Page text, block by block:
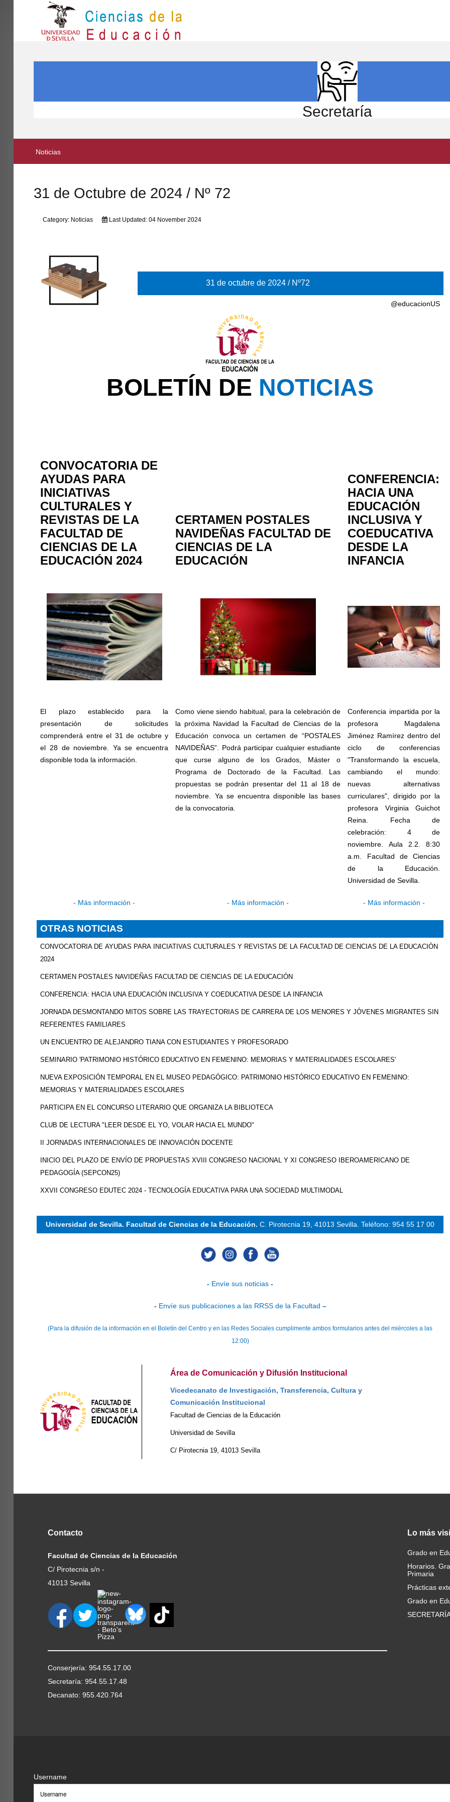
PARTICIPA
Secretaría
Noticias
31 de Octubre de 2024 / Nº 72
Category: Noticias Last Updated: 04 November 2024
31 de octubre de 2024 / Nº72
@educacionUS
BOLETÍN DE NOTICIAS
CONVOCATORIA DE
AYUDAS PARA
INICIATIVAS
CULTURALES Y
REVISTAS DE LA
FACULTAD DE
CIENCIAS DE LA
EDUCACIÓN 2024
CERTAMEN POSTALES
NAVIDEÑAS FACULTAD DE
CIENCIAS DE LA
EDUCACIÓN
CONFERENCIA:
HACIA UNA
EDUCACIÓN
INCLUSIVA Y
COEDUCATIVA
DESDE LA
INFANCIA
El plazo establecido para la
presentación de solicitudes
comprenderá entre el 31 de octubre y
el 28 de noviembre. Ya se encuentra
disponible toda la información.
Como viene siendo habitual, para la celebración de
la próxima Navidad la Facultad de Ciencias de la
Educación convoca un certamen de “POSTALES
NAVIDEÑAS”. Podrá participar cualquier estudiante
que curse alguno de los Grados, Máster o
Programa de Doctorado de la Facultad. Las
propuestas se podrán presentar del 11 al 18 de
noviembre. Ya se encuentra disponible las bases
de la convocatoria.
Conferencia impartida por la
profesora Magdalena
Jiménez Ramírez dentro del
ciclo de conferencias
"Transformando la escuela,
cambiando el mundo:
nuevas alternativas
curriculares", dirigido por la
profesora VirginiaGuichot
Reina. Fecha de
celebración: 4 de
noviembre. Aula 2.2. 8:30
a.m. Facultad de Ciencias
de la Educación.
Universidad de Sevilla.
- Más información - - Más información - - Más información -
OTRAS NOTICIAS
CONVOCATORIA DE AYUDAS PARA INICIATIVAS CULTURALES Y REVISTAS DE LA FACULTAD DE CIENCIAS DE LA EDUCACIÓN
2024
CERTAMEN POSTALES NAVIDEÑAS FACULTAD DE CIENCIAS DE LA EDUCACIÓN
CONFERENCIA: HACIA UNA EDUCACIÓN INCLUSIVA Y COEDUCATIVA DESDE LA INFANCIA
JORNADA DESMONTANDO MITOS SOBRE LAS TRAYECTORIAS DE CARRERA DE LOS MENORES Y JÓVENES MIGRANTES SIN
REFERENTES FAMILIARES
UN ENCUENTRO DE ALEJANDRO TIANA CON ESTUDIANTES Y PROFESORADO
SEMINARIO 'PATRIMONIO HISTÓRICO EDUCATIVO EN FEMENINO: MEMORIAS Y MATERIALIDADES ESCOLARES'
NUEVA EXPOSICIÓN TEMPORAL EN EL MUSEO PEDAGÓGICO: PATRIMONIO HISTÓRICO EDUCATIVO EN FEMENINO:
MEMORIAS Y MATERIALIDADES ESCOLARES
PARTICIPA EN EL CONCURSO LITERARIO QUE ORGANIZA LA BIBLIOTECA
CLUB DE LECTURA "LEER DESDE EL YO, VOLAR HACIA EL MUNDO"
II JORNADAS INTERNACIONALES DE INNOVACIÓN DOCENTE
INICIO DEL PLAZO DE ENVÍO DE PROPUESTAS XVIII CONGRESO NACIONAL Y XI CONGRESO IBEROAMERICANO DE
PEDAGOGÍA (SEPCON25)
XXVII CONGRESO EDUTEC 2024 - TECNOLOGÍA EDUCATIVA PARA UNA SOCIEDAD MULTIMODAL
Universidad de Sevilla. Facultad de Ciencias de la Educación.C. Pirotecnia 19, 41013 Sevilla.Teléfono: 954 55 17 00
- Envíe sus noticias -
- Envíe sus publicaciones a las RRSS de la Facultad –
(Para la difusión de la información en el Boletín del Centro y en las Redes Sociales cumplimente ambos formularios antes del miércoles a las
12:00)
Área de Comunicación y Difusión Institucional
Vicedecanato de Investigación, Transferencia, Cultura y
Comunicación Institucional
Facultad de Ciencias de la Educación
Universidad de Sevilla
C/ Pirotecnia 19, 41013 Sevilla
Contacto
Facultad de Ciencias de la Educación
C/ Pirotecnia s/n -
41013 Sevilla
Conserjería: 954.55.17.00
Secretaría: 954.55.17.48
Decanato: 955.420.764
Lo más
Grado en
Horarios.
Primaria
Prácticas
Grado en
Username